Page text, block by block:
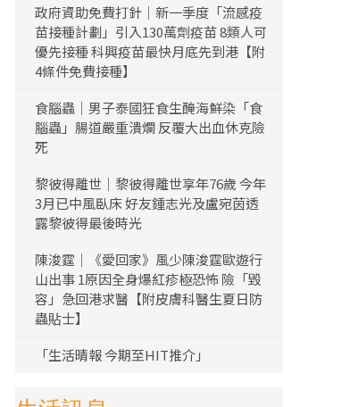
政府資助免費打針｜新一季度「流感疫
苗接種計劃」引入130萬劑疫苗 8類人可
優先接種 科興疫苗最快月底先到港【附
4條件免費接種】
食腦蟲｜男子泰國狂食生醃海鮮染「食
腦蟲」腸道嚴重潰爛 反覆大出血休克險
死
黎彼得離世｜黎彼得離世享年76歲 今年
3月已中風臥床 好友鍾志光及盧宛茵透
露黎彼得最後時光
陳浚霆｜《愛回家》風少陳浚霆歐遊行
山出事 1原因全身爆紅疹極恐怖 險「毀
容」急回港求醫【附皮膚科醫生夏日防
蟲貼士】
「生活晴報 今期至HIT推介」